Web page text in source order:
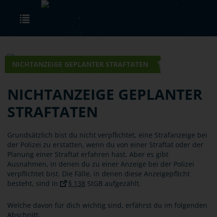
Skip to main content
NICHTANZEIGE GEPLANTER STRAFTATEN
NICHTANZEIGE GEPLANTER
STRAFTATEN
Grundsätzlich bist du nicht verpflichtet, eine Strafanzeige bei
der Polizei zu erstatten, wenn du von einer Straftat oder der
Planung einer Straftat erfahren hast. Aber es gibt
Ausnahmen, in denen du zu einer Anzeige bei der Polizei
verpflichtet bist. Die Fälle, in denen diese Anzeigepflicht
besteht, sind in
§ 138 StGB aufgezählt.
Welche davon für dich wichtig sind, erfährst du im folgenden
Abschnitt.